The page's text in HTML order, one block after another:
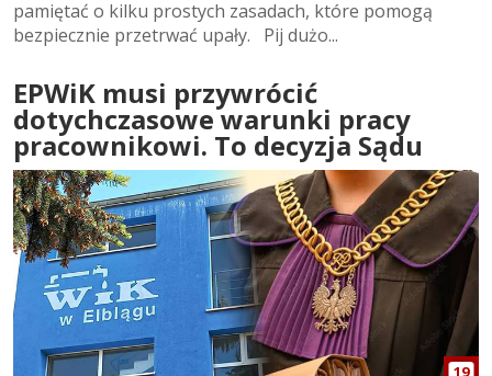
pamiętać o kilku prostych zasadach, które pomogą
bezpiecznie przetrwać upały. Pij dużo...
EPWiK musi przywrócić
dotychczasowe warunki pracy
pracownikowi. To decyzja Sądu
19